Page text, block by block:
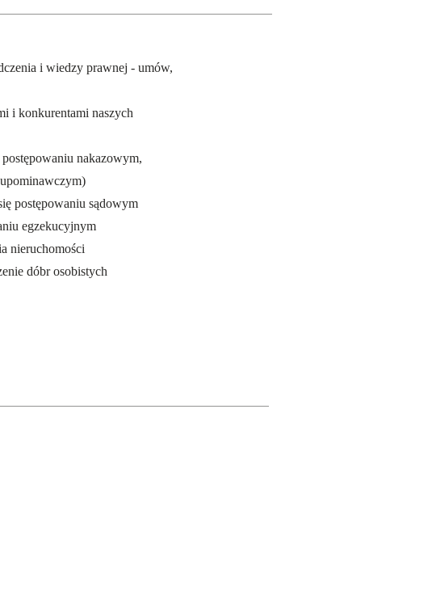
i wiedzy prawnej - umów,
i konkurentami naszych
nakazowym,
postępowaniu sądowym
egzekucyjnym
nieruchomości
dóbr osobistych